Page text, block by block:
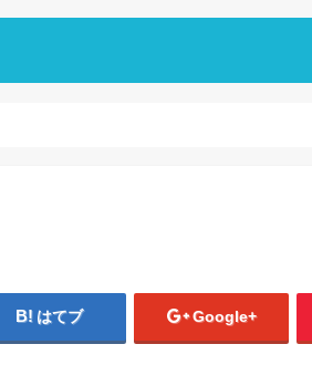
はてブ Google+